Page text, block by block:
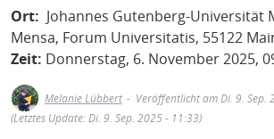
Ort
Johannes Gutenberg-Universität
Mensa, Forum Universitatis, 55122
Zeit: Donnerstag, 6. November 2025,
Melanie Lübbert
Veröffentlicht am Di. 9. Sep.
(Letztes Update: Di. 9. Sep. 2025 - 11:33)